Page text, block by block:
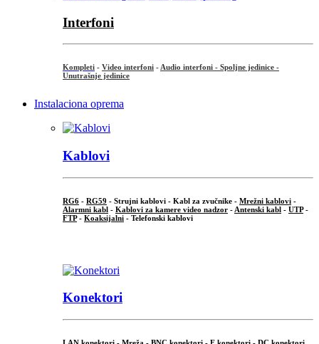
Interfoni
Kompleti - Video interfoni - Audio interfoni - Spoljne jedinice -
Unutrašnje jedinice
Instalaciona oprema
Kablovi
RG6 - RG59 - Strujni kablovi - Kabl za zvučnike - Mrežni kablovi -
Alarmni kabl - Kablovi za kamere video nadzor - Antenski kabl - UTP-
FTP- Koaksijalni - Telefonski kablovi
Konektori